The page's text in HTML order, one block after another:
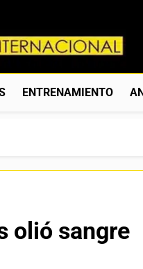
Entrevistas, Análisis,
ENTRENAMIENTO
olió sangre